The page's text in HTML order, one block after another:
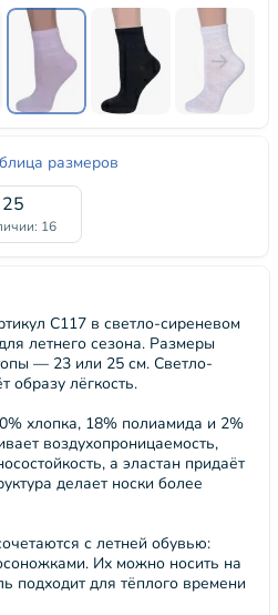
размеров
25
16
С117 в светло-сиреневом
летнего сезона. Размеры
— 23 или 25 см. Светло-
образу лёгкость.
хлопка, 18% полиамида и 2%
воздухопроницаемость,
а эластан придаёт
делает носки более
с летней обувью:
Их можно носить на
подходит для тёплого времени